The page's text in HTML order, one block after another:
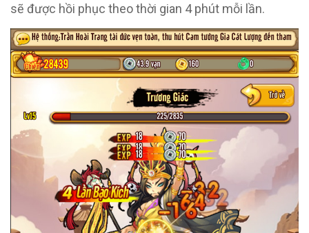
sẽ được hồi phục theo thời gian 4 phút mỗi lần.